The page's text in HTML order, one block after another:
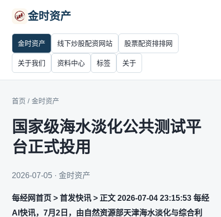
金时资产
金时资产 线下炒股配资网站 股票配资排排网
关于我们 资料中心 标签 关于
首页 / 金时资产
国家级海水淡化公共测试平
台正式投用
2026-07-05 · 金时资产
每经网首页 > 首发快讯 > 正文 2026-07-04 23:15:53 每经
AI快讯，7月2日，由自然资源部天津海水淡化与综合利